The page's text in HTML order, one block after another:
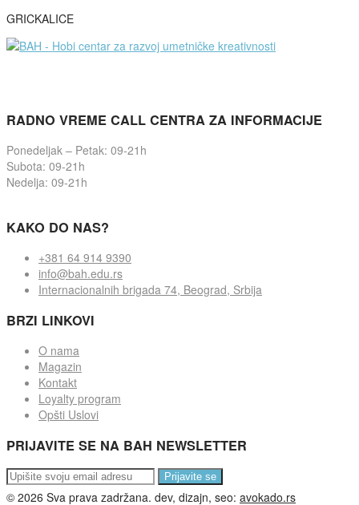
GRICKALICE
RADNO VREME CALL CENTRA ZA INFORMACIJE
Ponedeljak – Petak: 09-21h
Subota: 09-21h
Nedelja: 09-21h
KAKO DO NAS?
+381 64 914 9390
info@bah.edu.rs
Internacionalnih brigada 74, Beograd, Srbija
BRZI LINKOVI
O nama
Magazin
Kontakt
Loyalty program
Opšti Uslovi
PRIJAVITE SE NA BAH NEWSLETTER
Prijavite se
© 2026 Sva prava zadržana. dev, dizajn, seo: avokado.rs